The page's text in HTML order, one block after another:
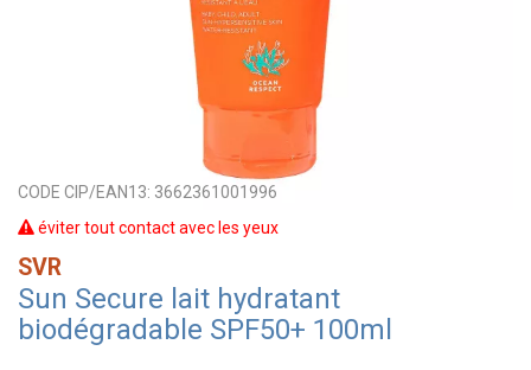
CODE CIP/EAN13: 3662361001996
éviter tout contact avec les yeux
SVR
Sun Secure lait hydratant
biodégradable SPF50+ 100ml